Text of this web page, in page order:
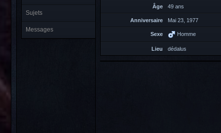
Sujets
Messages
Âge 49 ans
Anniversaire Mai 23, 1977
Sexe Homme
Lieu dédalus